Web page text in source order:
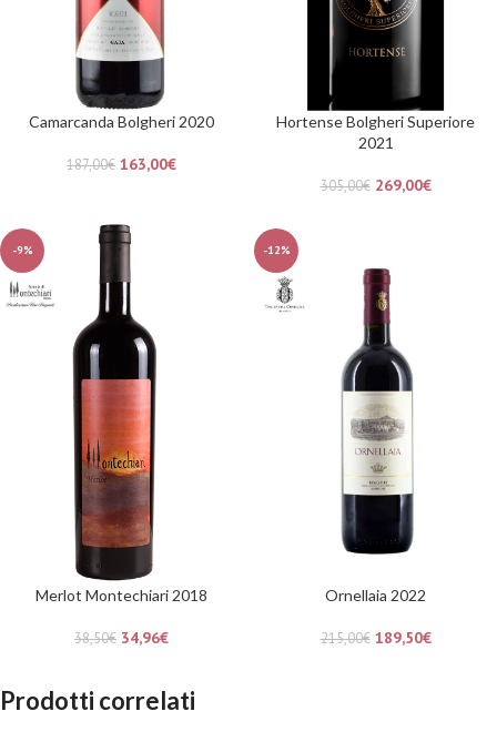
Camarcanda Bolgheri 2020
187,00€ 163,00€
Hortense Bolgheri Superiore
2021
305,00€ 269,00€
-9%
Merlot Montechiari 2018
38,50€ 34,96€
-12%
Ornellaia 2022
215,00€ 189,50€
Prodotti correlati